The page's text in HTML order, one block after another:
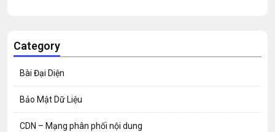
Category
Bài Đại Diện
Bảo Mật Dữ Liệu
CDN – Mạng phân phối nội dung